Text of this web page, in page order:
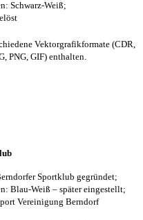
Schwarz-Weiß;
Vektorgrafikformate (CDR,
PNG, GIF) enthalten.
Sportklub gegründet;
Blau-Weiß – später eingestellt;
Vereinigung Berndorf